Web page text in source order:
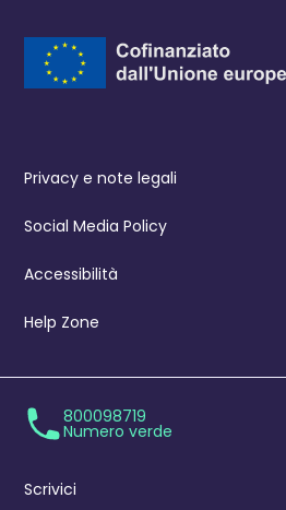
Privacy e note legali
Social Media Policy
Accessibilità
Help Zone
800098719
Numero verde
Scrivici